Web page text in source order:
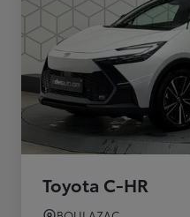
Toyota C-HR